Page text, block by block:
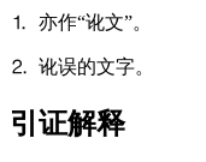
⒈ 亦作“讹文”。
⒉ 讹误的文字。
引证解释